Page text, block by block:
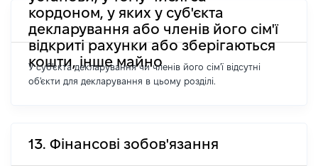
кордоном, у яких у суб'єкта
декларування або членів його сім'ї
відкриті рахунки або зберігаються
кошти, інше майно
У суб'єкта декларування чи членів його сім'ї відсутні
об'єкти для декларування в цьому розділі.
13. Фінансові зобов'язання